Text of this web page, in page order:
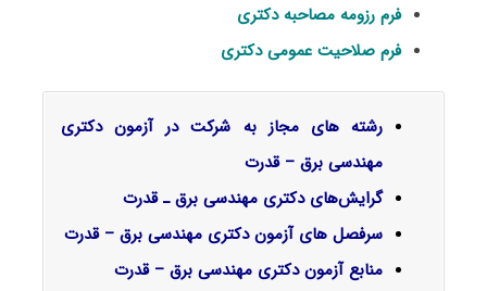
فرم رزومه مصاحبه دکتری
فرم صلاحیت عمومی دکتری
رشته های مجاز به شرکت در آزمون دکتری
مهندسی برق – قدرت
گرایش‌های دکتری ﻣﻬﻨﺪسی ﺑﺮق ـ ﻗﺪرت
سرفصل‌ های آزمون دکتری مهندسی برق – قدرت
منابع آزمون دکتری مهندسی برق – قدرت